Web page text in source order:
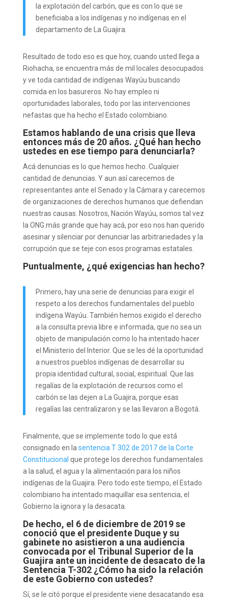
la explotación del carbón, que es con lo que se
beneficiaba a los indígenas y no indígenas en el
departamento de La Guajira.
Resultado de todo eso es que hoy, cuando usted llega a
Riohacha, se encuentra más de mil locales desocupados
y ve toda cantidad de indígenas Wayúu buscando
comida en los basureros. No hay empleo ni
oportunidades laborales, todo por las intervenciones
nefastas que ha hecho el Estado colombiano.
Estamos hablando de una crisis que lleva
entonces más de 20 años. ¿Qué han hecho
ustedes en ese tiempo para denunciarla?
Acá denuncias es lo que hemos hecho. Cualquier
cantidad de denuncias. Y aun así carecemos de
representantes ante el Senado y la Cámara y carecemos
de organizaciones de derechos humanos que defiendan
nuestras causas. Nosotros, Nación Wayúu, somos tal vez
la ONG más grande que hay acá, por eso nos han querido
asesinar y silenciar por denunciar las arbitrariedades y la
corrupción que se teje con esos programas estatales.
Puntualmente, ¿qué exigencias han hecho?
Primero, hay una serie de denuncias para exigir el
respeto a los derechos fundamentales del pueblo
indígena Wayúu. También hemos exigido el derecho
a la consulta previa libre e informada, que no sea un
objeto de manipulación como lo ha intentado hacer
el Ministerio del Interior. Que se les dé la oportunidad
a nuestros pueblos indígenas de desarrollar su
propia identidad cultural, social, espiritual. Que las
regalías de la explotación de recursos como el
carbón se las dejen a La Guajira, porque esas
regalías las centralizaron y se las llevaron a Bogotá.
Finalmente, que se implemente todo lo que está
consignado en la sentencia T 302 de 2017 de la Corte
Constitucional que protege los derechos fundamentales
a la salud, el agua y la alimentación para los niños
indígenas de la Guajira. Pero todo este tiempo, el Estado
colombiano ha intentado maquillar esa sentencia, el
Gobierno la ignora y la desacata.
De hecho, el 6 de diciembre de 2019 se
conoció que el presidente Duque y su
gabinete no asistieron a una audiencia
convocada por el Tribunal Superior de la
Guajira ante un incidente de desacato de la
Sentencia T-302 ¿Cómo ha sido la relación
de este Gobierno con ustedes?
Sí, se le citó porque el presidente viene desacatando esa